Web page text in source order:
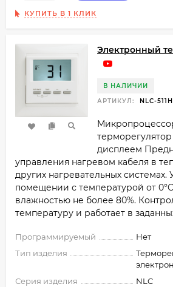
КУПИТЬ В 1 КЛИК
Электронный
В НАЛИЧИИ
АРТИКУЛ:
NLC-
терморегулятор
дисплеем
управления нагревом кабеля в
других нагревательных системах.
помещении с температурой от
влажностью не более 80%.
температуру и работает в
Программируемый
Нет
Тип изделия
Серия изделия
NLC